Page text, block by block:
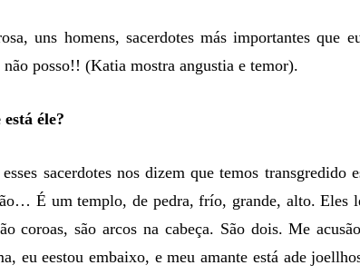
uns homens, sacerdotes más importantes que
posso!! (Katia mostra angustia e temor).
éle?
sacerdotes nos dizem que temos transgredido
É um templo, de pedra, frío, grande, alto. Eles
coroas, são arcos na cabeça. São dois. Me
eu eestou embaixo, e meu amante está ade